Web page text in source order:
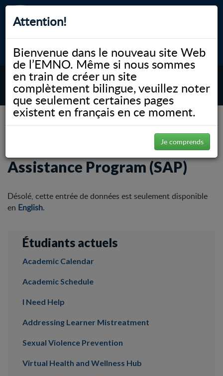
Attention!
Bienvenue dans le nouveau site Web
de l’EMNO. Même si nous sommes
en train de créer un site
complètement bilingue, veuillez noter
que seulement certaines pages
existent en français en ce moment.
Je comprends
myNOSM Accessibilité A- A+ English
MENU
NOSM.ca Éducation
Étudiants actuels
Homewood Health Student
Assistance Program (SAP)
Désolé, cette entrée de données est seulement disponible
en English.
Étudiants actuels
Academic Calendar
Academic Schedule
I Need Help
Addressing Learner Mistreatment
Sexual Violence Prevention
Virtual Health and Wellness Hub